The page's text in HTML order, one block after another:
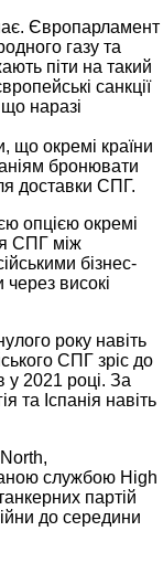
Європарламент
газу та
піти на такий
санкції
наразі
що окремі країни
бронювати
доставки СПГ.
опцією окремі
СПГ між
бізнес-
високі
року навіть
СПГ зріс до
у 2021 році. За
та Іспанія навіть
службою High
партій
до середини